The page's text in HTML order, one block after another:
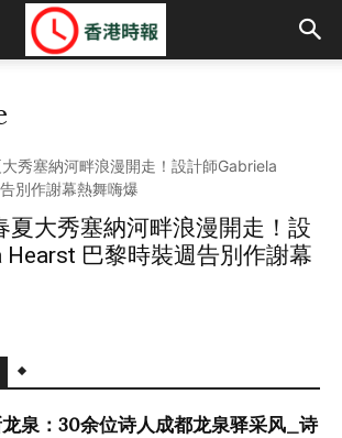
夏大秀塞納河畔浪漫開走！設
Hearst 巴黎時裝週告別作謝幕
泉：30余位诗人成都龙泉驿采风_诗